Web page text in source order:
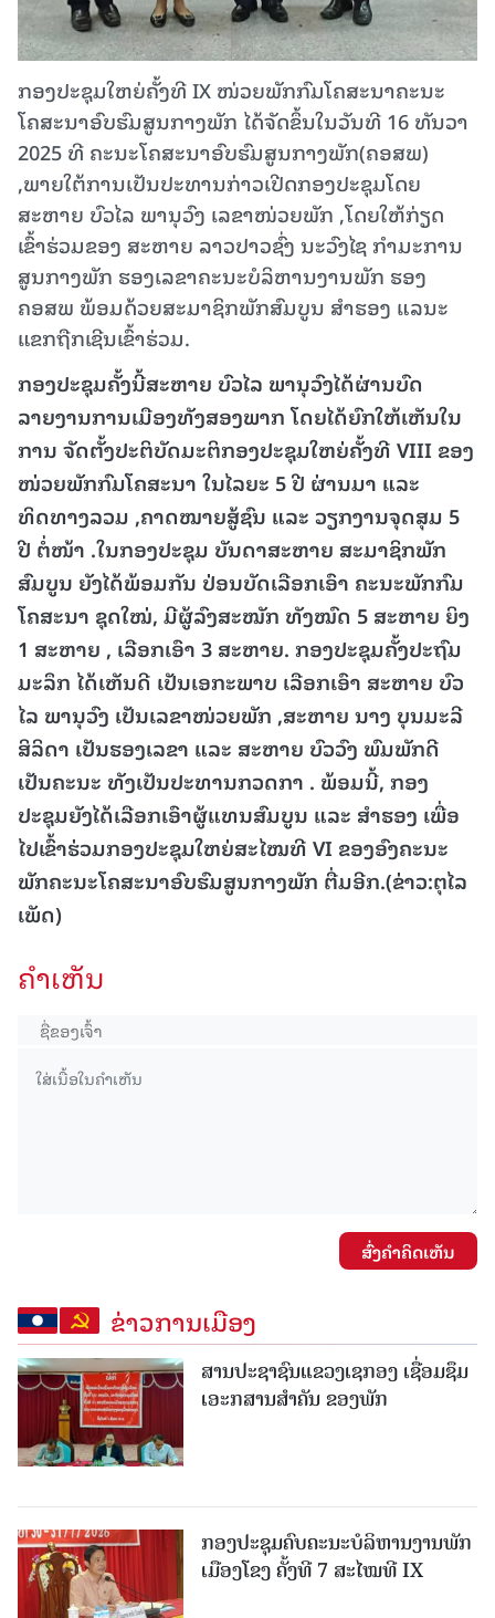
ກອງປະຊຸມໃຫຍ່ຄັ້ງທີ IX ໜ່ວຍພັກກົມໂຄສະນາຄະນະ
ໂຄສະນາອົບຮົມສູນກາງພັກ ໄດ້ຈັດຂຶ້ນໃນວັນທີ 16 ທັນວາ
2025 ທີ ຄະນະໂຄສະນາອົບຮົມສູນກາງພັກ(ຄອສພ)
,ພາຍໃຕ້ການເປັນປະທານກ່າວເປີດກອງປະຊຸມໂດຍ
ສະຫາຍ ບົວໄລ ພານຸວົງ ເລຂາໜ່ວຍພັກ ,ໂດຍໃຫ້ກ່ຽດ
ເຂົ້າຮ່ວມຂອງ ສະຫາຍ ລາວປາວຊົ່ງ ນະວົງໄຊ ກຳມະການ
ສູນກາງພັກ ຮອງເລຂາຄະນະບໍລິຫານງານພັກ ຮອງ
ຄອສພ ພ້ອມດ້ວຍສະມາຊິກພັກສົມບູນ ສຳຮອງ ແລນະ
ແຂກຖືກເຊີນເຂົ້າຮ່ວມ.
ກອງປະຊຸມຄັ້ງນີ້ສະຫາຍ ບົວໄລ ພານຸວົງໄດ້ຜ່ານບົດ
ລາຍງານການເມືອງທັງສອງພາກ ໂດຍໄດ້ຍົກໃຫ້ເຫັນໃນ
ການ ຈັດຕັ້ງປະຕິບັດມະຕິກອງປະຊຸມໃຫຍ່ຄັ້ງທີ VIII ຂອງ
ໜ່ວຍພັກກົມໂຄສະນາ ໃນໄລຍະ 5 ປີ ຜ່ານມາ ແລະ
ທິດທາງລວມ ,ຄາດໝາຍສູ້ຊົນ ແລະ ວຽກງານຈຸດສຸມ 5
ປີ ຕໍ່ໜ້າ .ໃນກອງປະຊຸມ ບັນດາສະຫາຍ ສະມາຊິກພັກ
ສົມບູນ ຍັງໄດ້ພ້ອມກັນ ປ່ອນບັດເລືອກເອົາ ຄະນະພັກກົມ
ໂຄສະນາ ຊຸດໃໝ່, ມີຜູ້ລົງສະໝັກ ທັງໝົດ 5 ສະຫາຍ ຍິງ
1 ສະຫາຍ , ເລືອກເອົາ 3 ສະຫາຍ. ກອງປະຊຸມຄັ້ງປະຖົມ
ມະລຶກ ໄດ້ເຫັນດີ ເປັນເອກະພາບ ເລືອກເອົາ ສະຫາຍ ບົວ
ໄລ ພານຸວົງ ເປັນເລຂາໜ່ວຍພັກ ,ສະຫາຍ ນາງ ບຸນມະລີ
ສິລິດາ ເປັນຮອງເລຂາ ແລະ ສະຫາຍ ບົວວົງ ພົມພັກດີ
ເປັນຄະນະ ທັງເປັນປະທານກວດກາ . ພ້ອມນີ້, ກອງ
ປະຊຸມຍັງໄດ້ເລືອກເອົາຜູ້ແທນສົມບູນ ແລະ ສຳຮອງ ເພື່ອ
ໄປເຂົ້າຮ່ວມກອງປະຊຸມໃຫຍ່ສະໄໝທີ VI ຂອງອົງຄະນະ
ພັກຄະນະໂຄສະນາອົບຮົມສູນກາງພັກ ຕື່ມອີກ.(ຂ່າວ:ຕຸໄລ
ເພັດ)
ຄໍາເຫັນ
ສົ່ງຄໍາຄິດເຫັນ
ຂ່າວການເມືອງ
ສານປະຊາຊົນແຂວງເຊກອງ ເຊື່ອມຊຶມ
ເອະກສານສໍາຄັນ ຂອງພັກ
ກອງປະຊຸມຄົບຄະນະບໍລິຫານງານພັກ
ເມືອງໂຂງ ຄັ້ງທີ 7 ສະໄໝທີ IX